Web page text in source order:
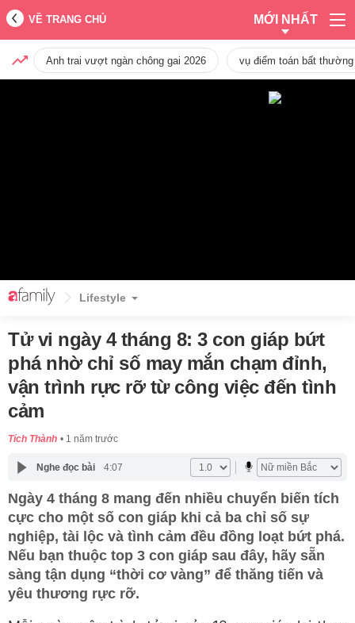
VỀ TRANG CHỦ MỚI NHẤT
Anh trai vượt ngàn chông gai 2026 vụ điểm toán bất
Lifestyle
Tử vi ngày 4 tháng 8: 3 con giáp bứt
phá nhờ chỉ số may mắn chạm đỉnh,
vận trình rực rỡ từ công việc đến tình
cảm
Tích Thành 1 năm trước
Nghe đọc bài 4:07
Ngày 4 tháng 8 mang đến nhiều chuyển biến tích
cực cho một số con giáp khi cả ba chỉ số sự
nghiệp, tài lộc và tình cảm đều đồng loạt bứt phá.
Nếu bạn thuộc top 3 con giáp sau đây, hãy sẵn
sàng tận dụng “thời cơ vàng” để thăng tiến và
yêu thương rực rỡ.